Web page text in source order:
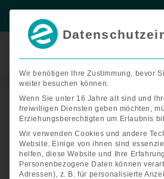
springen
Start / Zubehör E-Rollstühle
Zubehör
Zubehör für Ihren
Rollstuhl
Wir benötigen Ihre Zustimmung, bevor
weiter besuchen können.
Wenn Sie unter 16 Jahre alt sind und
freiwilligen Diensten geben möchten,
Erziehungsberechtigten um Erlaubnis
Wir verwenden Cookies und andere
Website. Einige von ihnen sind
helfen, diese Website und Ihre
Personenbezogene Daten können
Adressen), z. B. für personalisierte